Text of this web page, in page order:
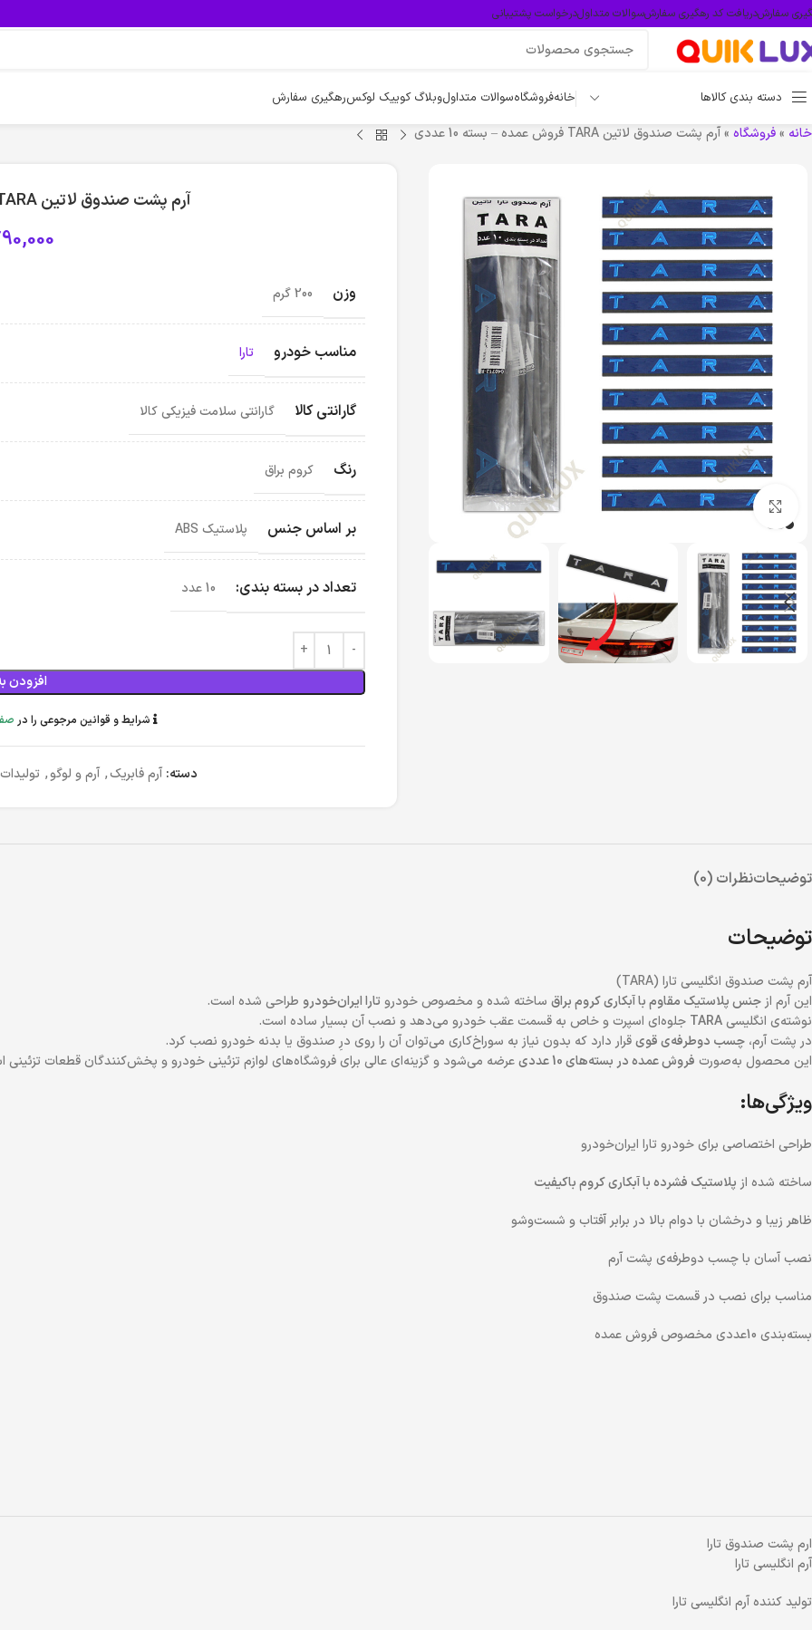
سفارشدریافت کد رهگیری سفارشسوالات متداولدرخواست پشتیبانی
دسته بندی کالاها خانهفروشگاهسوالات متداولوبلاگ کوییک لوکسرهگیری سفارش
خانه »فروشگاه »آرم پشت صندوق لاتین TARA فروش عمده – بسته 10 عددی
بزرگنمایی تصویر
آرم پشت صندوق لاتین TARA فروش عمده – بسته 10 عددی
وزن 200 گرم
مناسب خودرو تارا
گارانتی کالا گارانتی سلامت فیزیکی کالا
رنگ کروم براق
بر اساس جنس پلاستیک ABS
تعداد در بسته بندی: 10 عدد
افزودن
شرایط و قوانین مرجوعی را در
دسته: آرم فابریک, آرم و لوگو,
توضیحاتنظرات (0)
توضیحات
آرم پشت صندوق انگلیسی تارا (TARA)
این آرم از جنس پلاستیک مقاوم با آبکاری کروم براق ساخته شده و مخصوص خودرو تارا ایران‌خودرو طراحی شده است.
نوشته‌ی انگلیسی TARA جلوه‌ای اسپرت و خاص به قسمت عقب خودرو می‌دهد و نصب آن بسیار ساده است.
در پشت آرم، چسب دوطرفه‌ی قویقرار دارد که بدون نیاز به سوراخ‌کاری می‌توان آن را روی درِ صندوق یا بدنه خودرو نصب کرد.
این محصول به‌صورت فروش عمده در بسته‌های 10 عددی عرضه می‌شود و گزینه‌ای عالی برای فروشگاه‌های لوازم تزئینی خودرو و پخش‌کنندگان قطعات
ویژگی‌ها:
طراحی اختصاصی برای خودرو تارا ایران‌خودرو
ساخته شده از پلاستیک فشرده با آبکاری کروم باکیفیت
ظاهر زیبا و درخشان با دوام بالا در برابر آفتاب و شست‌وشو
نصب آسان با چسب دوطرفه‌ی پشت آرم
مناسب برای نصب در قسمت پشت صندوق
بسته‌بندی 10عددی مخصوص فروش عمده
ارم پشت صندوق تارا
آرم انگلیسی تارا
تولید کننده آرم انگلیسی تارا